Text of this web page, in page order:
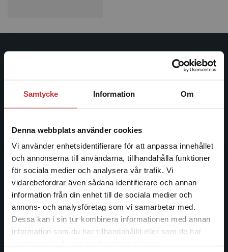
Samtycke Information Om
Denna webbplats använder cookies
Vi använder enhetsidentifierare för att anpassa innehållet
och annonserna till användarna, tillhandahålla funktioner
för sociala medier och analysera vår trafik. Vi
vidarebefordrar även sådana identifierare och annan
information från din enhet till de sociala medier och
annons- och analysföretag som vi samarbetar med.
Dessa kan i sin tur kombinera informationen med annan
information som du har tillhandahållit eller som de har
Begränsad fraktregion
Det verkar som att du besöker
studentlitteratur.se via en enhet utanför Sverige.
Studentlitteratur grundades 1963 och är idag Sveriges
ledande utbildningsförlag. Med läromedel, kurslitteratur,
facklitteratur, utbildningar och digitala
längs hela kunskapsresan.
Kontakta oss
Kontakta oss
046-31 20 00
Postadress:
Box 141
221 00 Lund